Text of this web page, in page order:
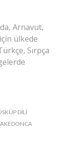
Arnavut,
ülkede
Sırpça
DILI